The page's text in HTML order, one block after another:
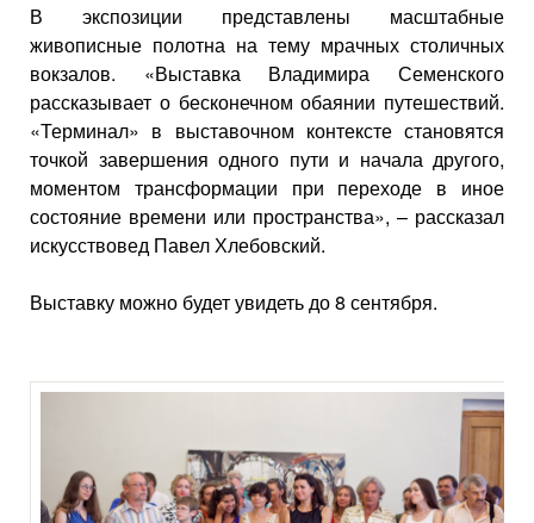
В экспозиции представлены масштабные
живописные полотна на тему мрачных столичных
вокзалов. «Выставка Владимира Семенского
рассказывает о бесконечном обаянии путешествий.
«Терминал» в выставочном контексте становятся
точкой завершения одного пути и начала другого,
моментом трансформации при переходе в иное
состояние времени или пространства», – рассказал
искусствовед Павел Хлебовский.
Выставку можно будет увидеть до 8 сентября.